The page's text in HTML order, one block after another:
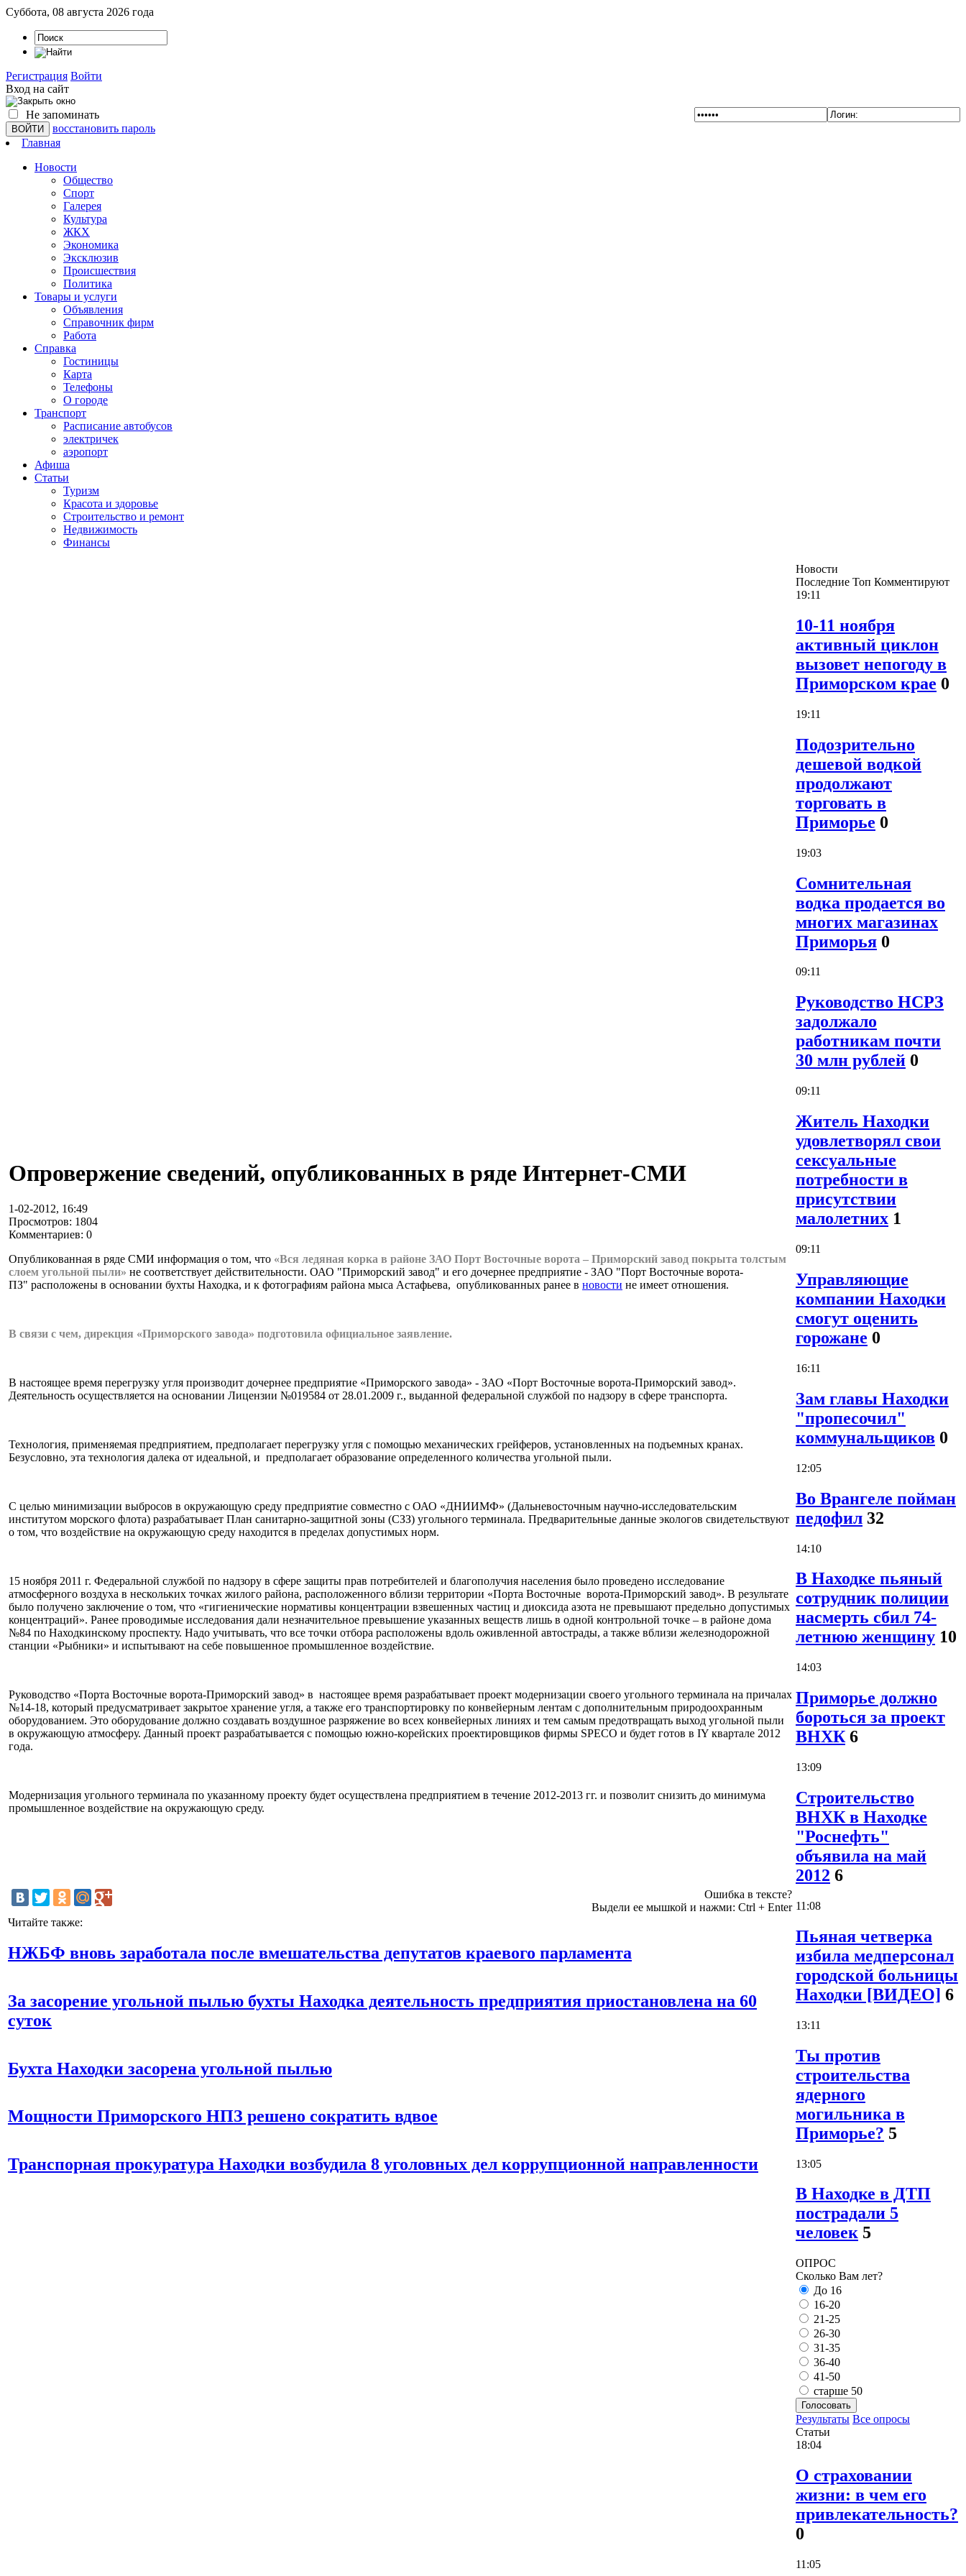
Суббота, 08 августа 2026 года
Регистрация Войти
Вход на сайт
Не запоминать
восстановить пароль
Главная
Новости
Общество
Спорт
Галерея
Культура
ЖКХ
Экономика
Эксклюзив
Проиcшествия
Политика
Товары и услуги
Объявления
Справочник фирм
Работа
Справка
Гостиницы
Карта
Телефоны
О городе
Транспорт
Расписание автобусов
электричек
аэропорт
Афиша
Статьи
Туризм
Красота и здоровье
Строительство и ремонт
Недвижимость
Финансы
Опровержение сведений, опубликованных в ряде Интернет-СМИ
1-02-2012, 16:49
Просмотров: 1804
Комментариев: 0
Опубликованная в ряде СМИ информация о том, что «Вся ледяная корка в районе ЗАО Порт Восточные ворота – Приморский завод покрыта толстым
слоем угольной пыли» не соответствует действительности. ОАО "Приморский завод" и его дочернее предприятие - ЗАО "Порт Восточные ворота-
ПЗ" расположены в основании бухты Находка, и к фотографиям района мыса Астафьева, опубликованных ранее в новости не имеет отношения.
В связи с чем, дирекция «Приморского завода» подготовила официальное заявление.
В настоящее время перегрузку угля производит дочернее предприятие «Приморского завода» - ЗАО «Порт Восточные ворота-Приморский завод».
Деятельность осуществляется на основании Лицензии №019584 от 28.01.2009 г., выданной федеральной службой по надзору в сфере транспорта.
Технология, применяемая предприятием, предполагает перегрузку угля с помощью механических грейферов, установленных на подъемных кранах.
Безусловно, эта технология далека от идеальной, и предполагает образование определенного количества угольной пыли.
С целью минимизации выбросов в окружающую среду предприятие совместно с ОАО «ДНИИМФ» (Дальневосточным научно-исследовательским
институтом морского флота) разрабатывает План санитарно-защитной зоны (СЗЗ) угольного терминала. Предварительные данные экологов свидетельствуют
о том, что воздействие на окружающую среду находится в пределах допустимых норм.
15 ноября 2011 г. Федеральной службой по надзору в сфере защиты прав потребителей и благополучия населения было проведено исследование
атмосферного воздуха в нескольких точках жилого района, расположенного вблизи территории «Порта Восточные ворота-Приморский завод». В результате
было получено заключение о том, что «гигиенические нормативы концентрации взвешенных частиц и диоксида азота не превышают предельно допустимых
концентраций». Ранее проводимые исследования дали незначительное превышение указанных веществ лишь в одной контрольной точке – в районе дома
№84 по Находкинскому проспекту. Надо учитывать, что все точки отбора расположены вдоль оживленной автострады, а также вблизи железнодорожной
станции «Рыбники» и испытывают на себе повышенное промышленное воздействие.
Руководство «Порта Восточные ворота-Приморский завод» в настоящее время разрабатывает проект модернизации своего угольного терминала на причалах
№14-18, который предусматривает закрытое хранение угля, а также его транспортировку по конвейерным лентам с дополнительным природоохранным
оборудованием. Это оборудование должно создавать воздушное разряжение во всех конвейерных линиях и тем самым предотвращать выход угольной пыли
в окружающую атмосферу. Данный проект разрабатывается с помощью южно-корейских проектировщиков фирмы SPECO и будет готов в IY квартале 2012
года.
Модернизация угольного терминала по указанному проекту будет осуществлена предприятием в течение 2012-2013 гг. и позволит снизить до минимума
промышленное воздействие на окружающую среду.
Ошибка в тексте?
Выдели ее мышкой и нажми: Ctrl + Enter
Читайте также:
НЖБФ вновь заработала после вмешательства депутатов краевого парламента
За засорение угольной пылью бухты Находка деятельность предприятия приостановлена на 60
суток
Бухта Находки засорена угольной пылью
Мощности Приморского НПЗ решено сократить вдвое
Транспорная прокуратура Находки возбудила 8 уголовных дел коррупционной направленности
Новости
Последние Топ Комментируют
19:11
10-11 ноября
активный циклон
вызовет непогоду в
Приморском крае 0
19:11
Подозрительно
дешевой водкой
продолжают
торговать в
Приморье 0
19:03
Сомнительная
водка продается во
многих магазинах
Приморья 0
09:11
Руководство НСРЗ
задолжало
работникам почти
30 млн рублей 0
09:11
Житель Находки
удовлетворял свои
сексуальные
потребности в
присутствии
малолетних 1
09:11
Управляющие
компании Находки
смогут оценить
горожане 0
16:11
Зам главы Находки
"пропесочил"
коммунальщиков 0
12:05
Во Врангеле пойман
педофил 32
14:10
В Находке пьяный
сотрудник полиции
насмерть сбил 74-
летнюю женщину 10
14:03
Приморье должно
бороться за проект
ВНХК 6
13:09
Строительство
ВНХК в Находке
"Роснефть"
объявила на май
2012 6
11:08
Пьяная четверка
избила медперсонал
городской больницы
Находки [ВИДЕО] 6
13:11
Ты против
строительства
ядерного
могильника в
Приморье? 5
13:05
В Находке в ДТП
пострадали 5
человек 5
ОПРОС
Сколько Вам лет?
До 16
16-20
21-25
26-30
31-35
36-40
41-50
старше 50
Голосовать
Результаты Все опросы
Статьи
18:04
О страховании
жизни: в чем его
привлекательность?
0
11:05